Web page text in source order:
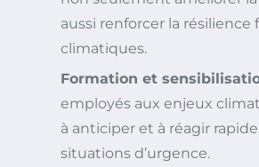
aussi renforcer la résilience
climatiques.
Formation et
employés aux enjeux
à anticiper et à réagir
situations d’urgence.